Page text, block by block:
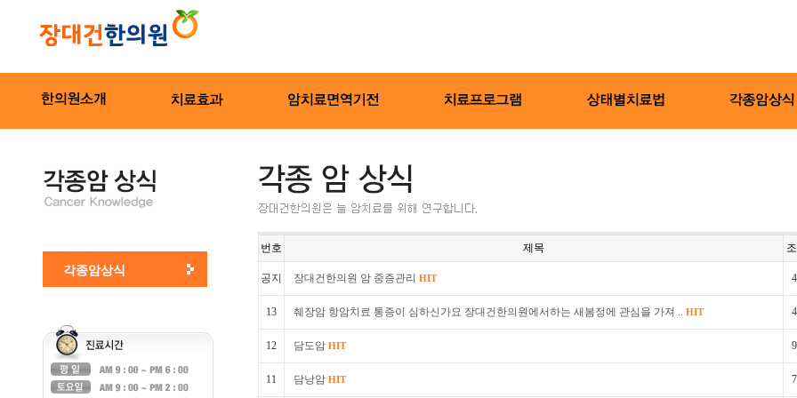
각종암상식
번호 제목
공지 장대건한의원 암 중증관리 HIT
13 췌장암 항암치료 통증이 심하신가요 장대건한의원에서하는 새봄정에 관심을 가져 .. HIT
12 담도암 HIT
11 담낭암 HIT